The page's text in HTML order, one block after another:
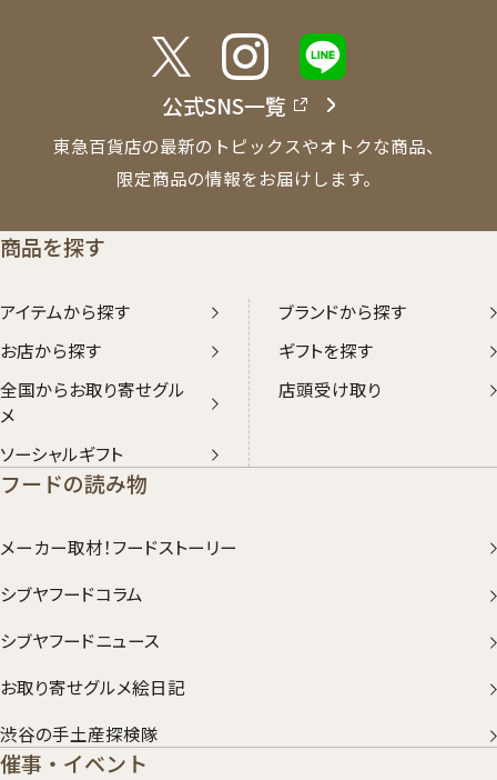
公式SNS一覧
東急百貨店の最新のトピックスやオトクな商品、
限定商品の情報をお届けします。
商品を探す
アイテムから探す
ブランドから探す
お店から探す
ギフトを探す
全国からお取り寄せグル
メ
店頭受け取り
ソーシャルギフト
フードの読み物
メーカー取材！フードストーリー
シブヤフードコラム
シブヤフードニュース
お取り寄せグルメ絵日記
渋谷の手土産探検隊
催事・イベント